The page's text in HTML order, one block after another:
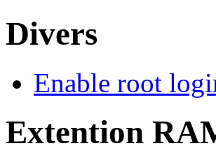
Divers
Enable root
Extention